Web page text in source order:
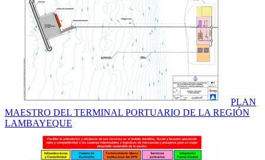
PLAN
MAESTRO DEL TERMINAL PORTUARIO DE LA REGIÓN
LAMBAYEQUE